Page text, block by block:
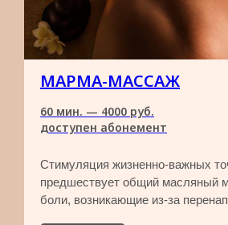
МАРМА-МАССАЖ
60 мин. — 4000 руб.​
доступен абонемент
Cтимуляция жизненно-важных
предшествует общий масляный
боли, возникающие из-за